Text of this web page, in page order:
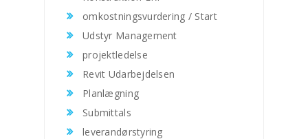
omkostningsvurdering / Start
Udstyr Management
projektledelse
Revit Udarbejdelsen
Planlægning
Submittals
leverandørstyring